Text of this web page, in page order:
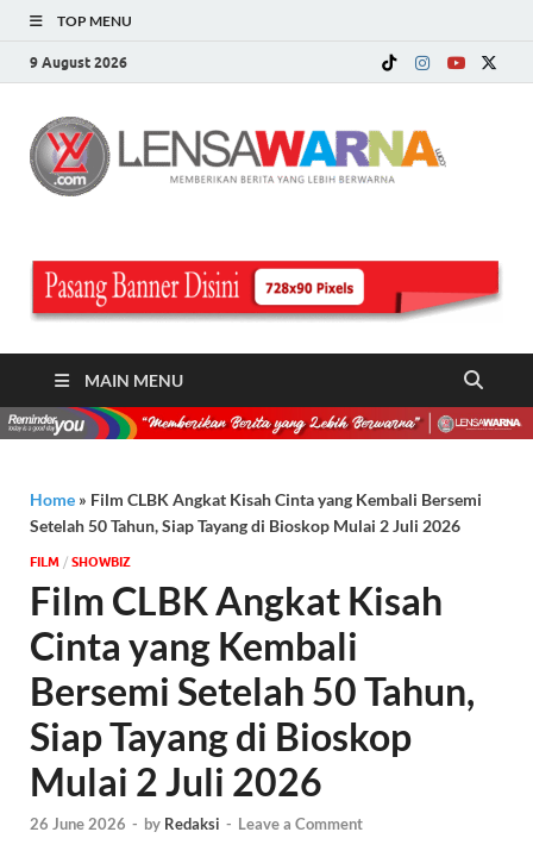
TOP MENU
9 August 2026
MAIN MENU
Home » Film CLBK Angkat Kisah Cinta yang Kembali Bersemi
Setelah 50 Tahun, Siap Tayang di Bioskop Mulai 2 Juli 2026
FILM / ‎SHOWBIZ
Film CLBK Angkat Kisah
Cinta yang Kembali
Bersemi Setelah 50 Tahun,
Siap Tayang di Bioskop
Mulai 2 Juli 2026
26 June 2026 - by Redaksi - Leave a Comment